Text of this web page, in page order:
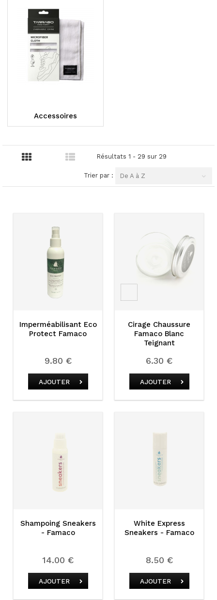
Accessoires
Résultats 1 - 29 sur 29
Trier par : De A à Z
Imperméabilisant Eco
Protect Famaco
9.80 €
AJOUTER
Cirage Chaussure
Famaco Blanc
Teignant
6.30 €
AJOUTER
Shampoing Sneakers
- Famaco
14.00 €
AJOUTER
White Express
Sneakers - Famaco
8.50 €
AJOUTER